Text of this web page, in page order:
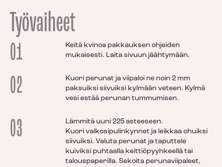
Työvaiheet
01
Keitä kvinoa pakkauksen ohjeiden
mukaisesti. Laita sivuun jäähtymään.
02
Kuori perunat ja viipaloi ne noin 2 mm
paksuiksi siivuiksi kylmään veteen. Kylmä
vesi estää perunan tummumisen.
03
Lämmitä uuni 225 asteeseen.
Kuori valkosipulinkynnet ja leikkaa ohuiksi
siivuiksi. Valuta perunat ja taputtele
kuiviksi puhtaalla keittiöpyyhkeellä tai
talouspaperilla. Sekoita perunaviipaleet,